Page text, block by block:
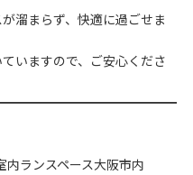
まらず、快適に過ごせま
ますので、ご安心くださ
ランスペース大阪市内